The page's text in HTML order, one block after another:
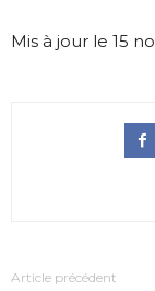
Mis à jour le 15
Article précédent